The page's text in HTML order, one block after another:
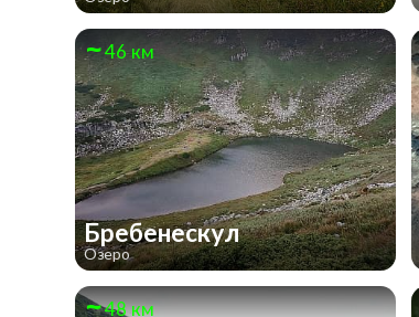
46 км
Бребенескул
Озеро
48 км